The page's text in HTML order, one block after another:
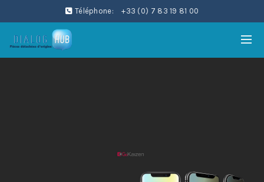
Téléphone: +33 (0) 7 83 19 81 00